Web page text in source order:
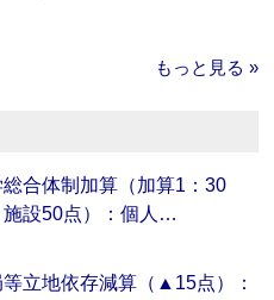
もっと見る »
総合体制加算（加算1：30
施設50点）：個人…
等立地依存減算（▲15点）：